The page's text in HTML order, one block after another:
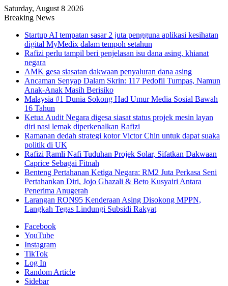
Saturday, August 8 2026
Breaking News
Startup AI tempatan sasar 2 juta pengguna aplikasi kesihatan
digital MyMedix dalam tempoh setahun
Rafizi perlu tampil beri penjelasan isu dana asing, khianat
negara
AMK gesa siasatan dakwaan penyaluran dana asing
Ancaman Senyap Dalam Skrin: 117 Pedofil Tumpas, Namun
Anak-Anak Masih Berisiko
Malaysia #1 Dunia Sokong Had Umur Media Sosial Bawah
16 Tahun
Ketua Audit Negara digesa siasat status projek mesin layan
diri nasi lemak diperkenalkan Rafizi
Ramanan dedah strategi kotor Victor Chin untuk dapat suaka
politik di UK
Rafizi Ramli Nafi Tuduhan Projek Solar, Sifatkan Dakwaan
Caprice Sebagai Fitnah
Benteng Pertahanan Ketiga Negara: RM2 Juta Perkasa Seni
Pertahankan Diri, Jojo Ghazali & Beto Kusyairi Antara
Penerima Anugerah
Larangan RON95 Kenderaan Asing Disokong MPPN,
Langkah Tegas Lindungi Subsidi Rakyat
Facebook
YouTube
Instagram
TikTok
Log In
Random Article
Sidebar